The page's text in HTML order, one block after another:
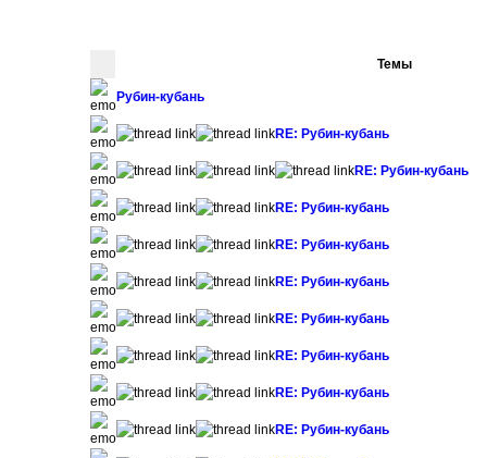
Темы
Рубин-кубань
RE: Рубин-кубань
RE: Рубин-кубань
RE: Рубин-кубань
RE: Рубин-кубань
RE: Рубин-кубань
RE: Рубин-кубань
RE: Рубин-кубань
RE: Рубин-кубань
RE: Рубин-кубань